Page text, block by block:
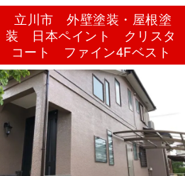
立川市 外壁塗装・屋根塗
装 日本ペイント クリスタ
コート ファイン4Fベスト